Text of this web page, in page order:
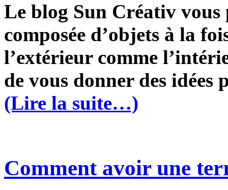
Le blog Sun Créativ vous
composée d’objets à la
l’extérieur comme
de vous donner des
(Lire la suite…)
Comment avoir une